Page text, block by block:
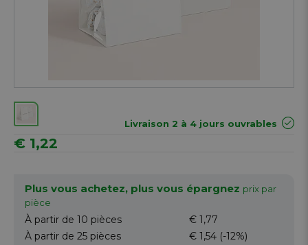
Livraison 2 à 4 jours ouvrables
€ 1,22
Plus vous achetez, plus vous épargnez prix par
pièce
À partir de 10 pièces
€ 1,77
À partir de 25 pièces € 1,54 (-12%)